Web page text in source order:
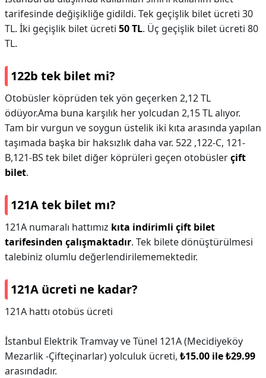
tarifesinde değişikliğe gidildi. Tek geçişlik bilet ücreti 30
TL. İki geçişlik bilet ücreti 50 TL. Üç geçişlik bilet ücreti 80
TL.
122b tek bilet mi?
Otobüsler köprüden tek yön geçerken 2,12 TL
ödüyor.Ama buna karşılık her yolcudan 2,15 TL alıyor.
Tam bir vurgun ve soygun üstelik iki kıta arasında yapılan
taşımada başka bir haksızlık daha var. 522 ,122-C, 121-
B,121-BS tek bilet diğer köprüleri geçen otobüslerçift
bilet.
121A tek bilet mı?
121A numaralı hattımız kıta indirimli çift bilet
tarifesinden çalışmaktadır. Tek bilete dönüştürülmesi
talebiniz olumlu değerlendirilememektedir.
121A ücreti ne kadar?
121A hattı otobüs ücreti
İstanbul Elektrik Tramvay ve Tünel 121A (Mecidiyeköy
Mezarlik -Çifteçinarlar) yolculuk ücreti, ₺15.00 ile ₺29.99
arasındadır.